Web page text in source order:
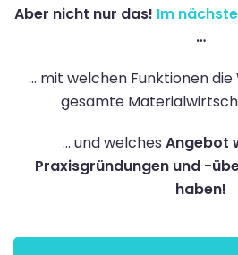
Aber nicht nur das! Im
…
… mit welchen Funktionen die
gesamte
… und welches Angebot
Praxisgründungen und -
haben!